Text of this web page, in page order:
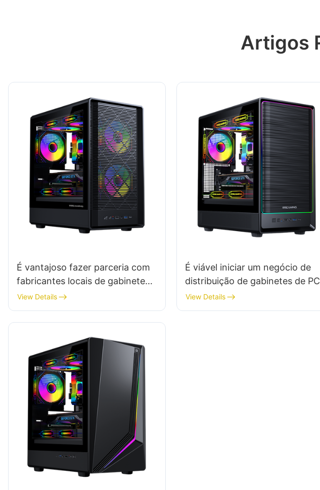
Artigos
É vantajoso fazer parceria com
fabricantes locais de gabinetes
para PC gamer?
View Details
É viável iniciar um negócio de
distribuição de gabinetes de
View Details